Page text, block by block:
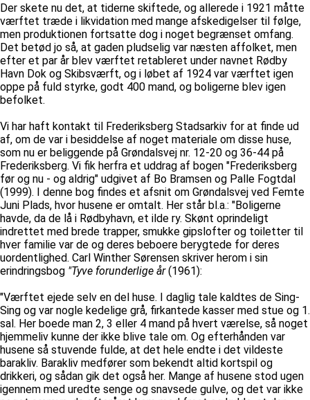
Der skete nu det, at tiderne skiftede, og allerede i 1921 måtte
værftet træde i likvidation med mange afskedigelser til følge,
men produktionen fortsatte dog i noget begrænset omfang.
Det betød jo så, at gaden pludselig var næsten affolket, men
efter et par år blev værftet retableret under navnet Rødby
Havn Dok og Skibsværft, og i løbet af 1924 var værftet igen
oppe på fuld styrke, godt 400 mand, og boligerne blev igen
befolket.
Vi har haft kontakt til Frederiksberg Stadsarkiv for at finde ud
af, om de var i besiddelse af noget materiale om disse huse,
som nu er beliggende på Grøndalsvej nr. 12-20 og 36-44 på
Frederiksberg. Vi fik herfra et uddrag af bogen "Frederiksberg
før og nu - og aldrig" udgivet af Bo Bramsen og Palle Fogtdal
(1999). I denne bog findes et afsnit om Grøndalsvej ved Femte
Juni Plads, hvor husene er omtalt. Her står bl.a.: "Boligerne
havde, da de lå i Rødbyhavn, et ilde ry. Skønt oprindeligt
indrettet med brede trapper, smukke gipslofter og toiletter til
hver familie var de og deres beboere berygtede for deres
uordentlighed. Carl Winther Sørensen skriver herom i sin
erindringsbog "Tyve forunderlige år(1961):
"Værftet ejede selv en del huse. I daglig tale kaldtes de Sing-
Sing og var nogle kedelige grå, firkantede kasser med stue og 1.
sal. Her boede man 2, 3 eller 4 mand på hvert værelse, så noget
hjemmeliv kunne der ikke blive tale om. Og efterhånden var
husene så stuvende fulde, at det hele endte i det vildeste
barakliv. Barakliv medfører som bekendt altid kortspil og
drikkeri, og sådan gik det også her. Mange af husene stod ugen
igennem med uredte senge og snavsede gulve, og det var ikke